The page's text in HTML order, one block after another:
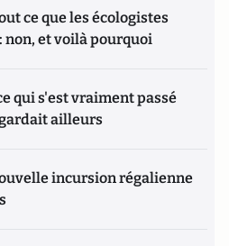
ce que les écologistes
non, et voilà pourquoi
qui s'est vraiment passé
ailleurs
incursion régalienne